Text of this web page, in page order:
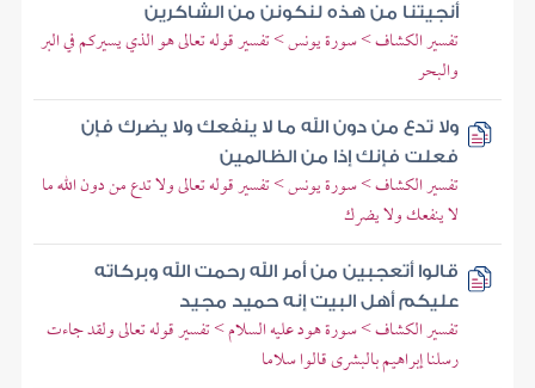
أنجيتنا من هذه لنكونن من الشاكرين
تفسير الكشاف > سورة يونس > تفسير قوله تعالى هو الذي يسيركم في البر
والبحر
ولا تدع من دون الله ما لا ينفعك ولا يضرك فإن
فعلت فإنك إذا من الظالمين
تفسير الكشاف > سورة يونس > تفسير قوله تعالى ولا تدع من دون الله ما
لا ينفعك ولا يضرك
قالوا أتعجبين من أمر الله رحمت الله وبركاته
عليكم أهل البيت إنه حميد مجيد
تفسير الكشاف > سورة هود عليه السلام > تفسير قوله تعالى ولقد جاءت
رسلنا إبراهيم بالبشرى قالوا سلاما